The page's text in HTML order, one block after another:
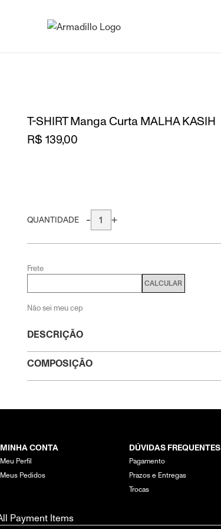
T-SHIRT Manga Curta MALHA KASIH
DESCRIÇÃO
COMPOSIÇÃO
R$ 139,00
QUANTIDADE - +
Frete
CALCULAR
Não sei meu cep
MINHA CONTA
Meu Perfil
Meus Pedidos
DÚVIDAS FREQUENTES
Pagamento
Prazos e Entregas
Trocas